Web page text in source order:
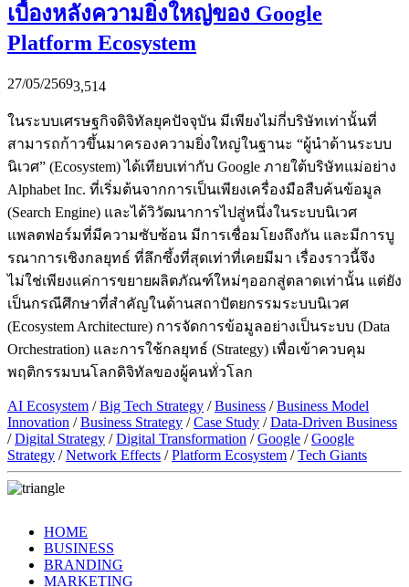
เบื้องหลังความยิ่งใหญ่ของ Google
Platform Ecosystem
27/05/25693,514
ในระบบเศรษฐกิจดิจิทัลยุคปัจจุบัน มีเพียงไม่กี่บริษัทเท่านั้นที่
สามารถก้าวขึ้นมาครองความยิ่งใหญ่ในฐานะ “ผู้นำด้านระบบ
นิเวศ” (Ecosystem) ได้เทียบเท่ากับ Google ภายใต้บริษัทแม่อย่าง
Alphabet Inc. ที่เริ่มต้นจากการเป็นเพียงเครื่องมือสืบค้นข้อมูล
(Search Engine) และได้วิวัฒนาการไปสู่หนึ่งในระบบนิเวศ
แพลตฟอร์มที่มีความซับซ้อน มีการเชื่อมโยงถึงกัน และมีการบู
รณาการเชิงกลยุทธ์ ที่ลึกซึ้งที่สุดเท่าที่เคยมีมา เรื่องราวนี้จึง
ไม่ใช่เพียงแค่การขยายผลิตภัณฑ์ใหม่ๆออกสู่ตลาดเท่านั้น แต่ยัง
เป็นกรณีศึกษาที่สำคัญในด้านสถาปัตยกรรมระบบนิเวศ
(Ecosystem Architecture) การจัดการข้อมูลอย่างเป็นระบบ (Data
Orchestration) และการใช้กลยุทธ์ (Strategy) เพื่อเข้าควบคุม
พฤติกรรมบนโลกดิจิทัลของผู้คนทั่วโลก
AI Ecosystem /Big Tech Strategy /Business /Business Model
Innovation /Business Strategy /Case Study /Data-Driven Business
/Digital Strategy /Digital Transformation /Google /Google
Strategy /Network Effects /Platform Ecosystem /Tech Giants
HOME
BUSINESS
BRANDING
MARKETING